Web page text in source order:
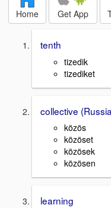
Home Get App
tenth
tizedik
tizediket
collective
közös
közöset
közösek
közösen
learning